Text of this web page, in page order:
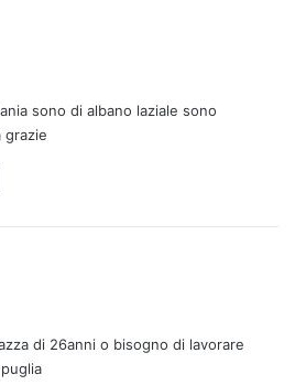
sono di albano laziale sono
grazie
di 26anni o bisogno di lavorare